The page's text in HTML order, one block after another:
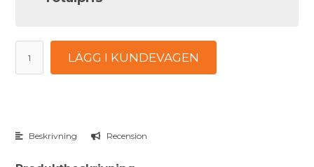
LÄGG I KUNDEVAGEN
Beskrivning Recension